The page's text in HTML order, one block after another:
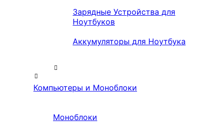
Зарядные Устройства для
Ноутбуков
Аккумуляторы для Ноутбука
Компьютеры и Моноблоки
Моноблоки